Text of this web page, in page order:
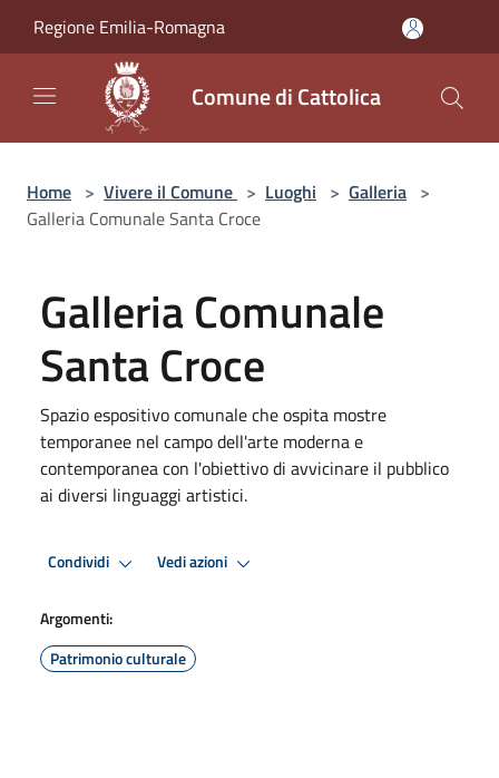
Regione Emilia-Romagna
Comune di Cattolica
Home > Vivere il Comune > Luoghi > Galleria >
Galleria Comunale Santa Croce
Galleria Comunale
Santa Croce
Spazio espositivo comunale che ospita mostre
temporanee nel campo dell'arte moderna e
contemporanea con l'obiettivo di avvicinare il pubblico
ai diversi linguaggi artistici.
Condividi Vedi azioni
Argomenti:
Patrimonio culturale